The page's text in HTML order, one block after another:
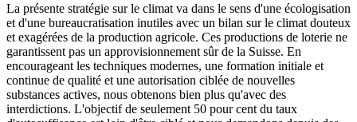
La présente stratégie sur le climat va dans le sens d'une écologisation
et d'une bureaucratisation inutiles avec un bilan sur le climat douteux
et exagérées de la production agricole. Ces productions de loterie ne
garantissent pas un approvisionnement sûr de la Suisse. En
encourageant les techniques modernes, une formation initiale et
continue de qualité et une autorisation ciblée de nouvelles
substances actives, nous obtenons bien plus qu'avec des
interdictions. L'objectif de seulement 50 pour cent du taux